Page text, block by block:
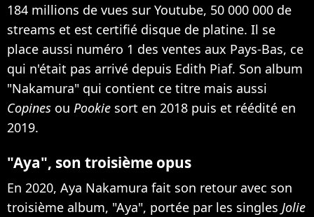
184 millions de vues sur Youtube, 50 000 000 de
streams et est certifié disque de platine. Il se
place aussi numéro 1 des ventes aux Pays-Bas, ce
qui n'était pas arrivé depuis Edith Piaf. Son album
"Nakamura" qui contient ce titre mais aussi
Copines ou Pookie sort en 2018 puis et réédité en
2019.
"Aya", son troisième opus
En 2020, Aya Nakamura fait son retour avec son
troisième album, "Aya", portée par les singles Jolie